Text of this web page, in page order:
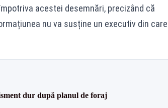
acestei desemnări, precizând că
nu va susține un executiv din care
dur după planul de foraj